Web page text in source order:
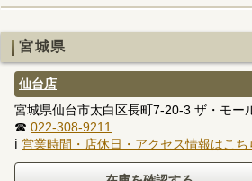
宮城県
仙台店
宮城県仙台市太白区長町7-20-3 ザ・モー
☎ 022-308-9211
ℹ 営業時間・店休日・アクセス情報はこち